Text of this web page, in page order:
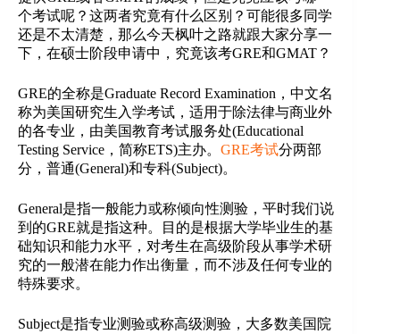
个考试呢？这两者究竟有什么区别？可能很多同学
还是不太清楚，那么今天枫叶之路就跟大家分享一
下，在硕士阶段申请中，究竟该考GRE和GMAT？
GRE的全称是Graduate Record Examination，中文名
称为美国研究生入学考试，适用于除法律与商业外
的各专业，由美国教育考试服务处(Educational
Testing Service，简称ETS)主办。 GRE考试分两部
分，普通(General)和专科(Subject)。
General是指一般能力或称倾向性测验，平时我们说
到的GRE就是指这种。目的是根据大学毕业生的基
础知识和能力水平，对考生在高级阶段从事学术研
究的一般潜在能力作出衡量，而不涉及任何专业的
特殊要求。
Subject是指专业测验或称高级测验，大多数美国院